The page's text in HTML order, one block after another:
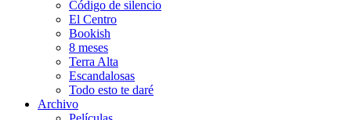
Código de silencio
El Centro
Bookish
8 meses
Terra Alta
Escandalosas
Todo esto te daré
Archivo